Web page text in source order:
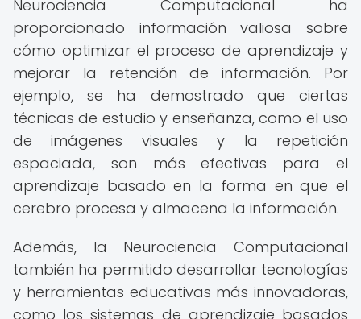
Neurociencia Computacional ha
proporcionado información valiosa sobre
cómo optimizar el proceso de aprendizaje y
mejorar la retención de información. Por
ejemplo, se ha demostrado que ciertas
técnicas de estudio y enseñanza, como el uso
de imágenes visuales y la repetición
espaciada, son más efectivas para el
aprendizaje basado en la forma en que el
cerebro procesa y almacena la información.
Además, la Neurociencia Computacional
también ha permitido desarrollar tecnologías
y herramientas educativas más innovadoras,
como los sistemas de aprendizaje basados